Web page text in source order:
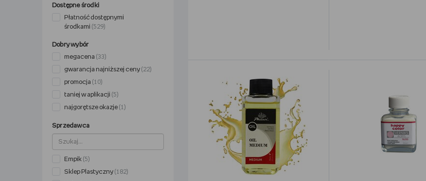
Dostępne środki
Płatność dostępnymi
środkami (529)
Dobry wybór
megacena (33)
gwarancja najniższej ceny (22)
promocja (10)
taniej w aplikacji (5)
najgorętsze okazje (1)
Sprzedawca
Empik (5)
Sklep Plastyczny (182)